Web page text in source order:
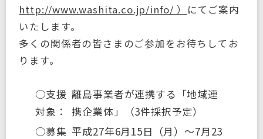
http://www.washita.co.jp/info/ ） にてご案内
いたします。
多くの関係者の皆さまのご参加をお待ちしてお
ります。
○支援
対象：
離島事業者が連携する「地域連
携企業体」（3件採択予定）
○募集 平成27年6月15日（月）～7月23